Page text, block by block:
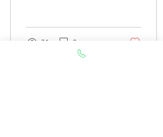
24 0